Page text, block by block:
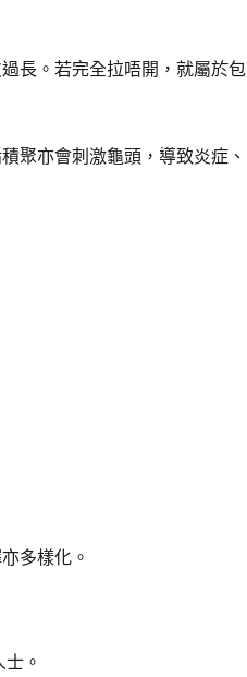
長。若完全拉唔開，就屬於包
亦會刺激龜頭，導致炎症、
多樣化。
。